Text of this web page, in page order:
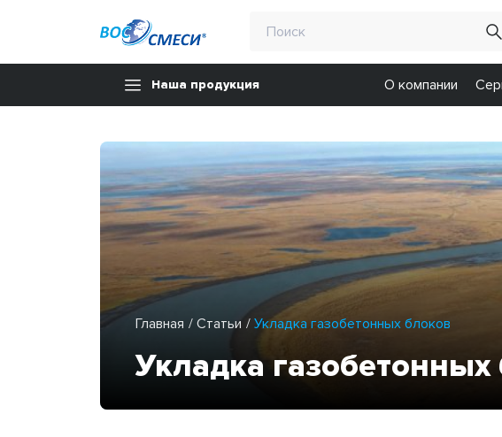
Наша продукция О компании
Главная Статьи Укладка газобетонных блоков
Укладка газобетонных